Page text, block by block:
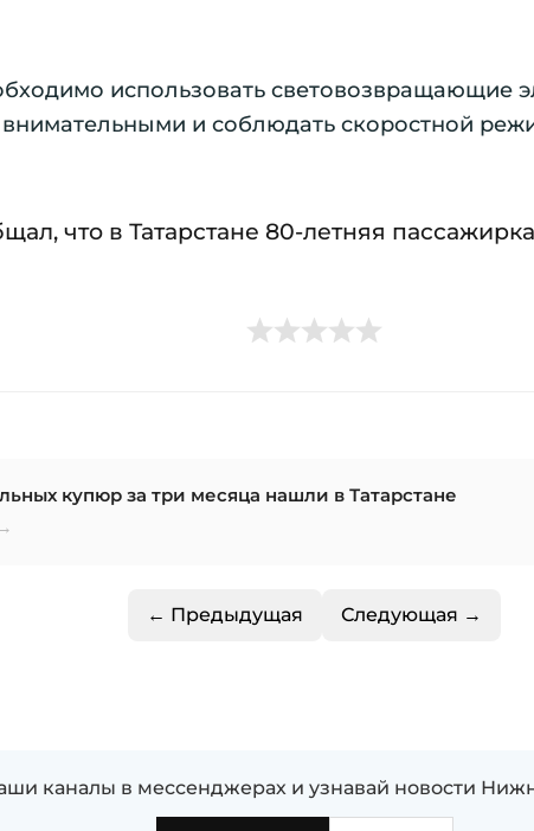
использовать световозвращающие
и соблюдать скоростной
что в Татарстане 80-летняя
купюр за три месяца нашли в Татарстане
← Предыдущая Следующая →
каналы в мессенджерах и узнавай новости